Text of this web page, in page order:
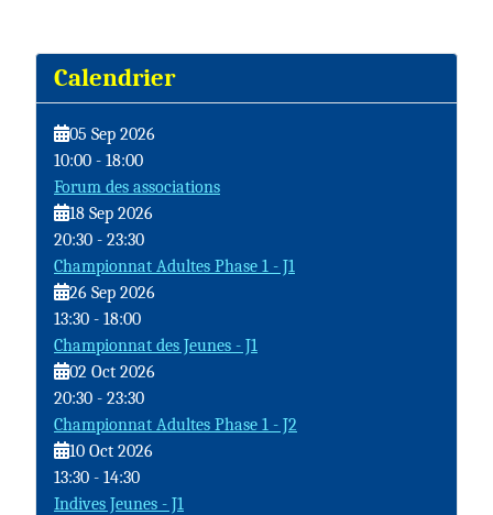
identifiantpersonnel
via le menu "Nous
contacter".
Calendrier
05 Sep 2026
10:00 - 18:00
Forum des associations
18 Sep 2026
20:30 - 23:30
Championnat Adultes Phase 1 - J1
26 Sep 2026
13:30 - 18:00
Championnat des Jeunes - J1
02 Oct 2026
20:30 - 23:30
Championnat Adultes Phase 1 - J2
10 Oct 2026
13:30 - 14:30
Indives Jeunes - J1